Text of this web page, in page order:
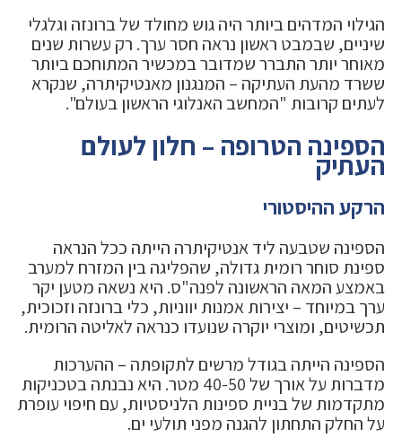
הגילוי המדהים ביותר היה גוש מחולד של ברונזה וגלגלי
שיניים, שבמבט ראשון נראה חסר ערך. רק עשרות שנים
מאוחר יותר התברר שמדובר במכשיר המתוחכם ביותר
ששרד מהעת העתיקה – המנגנון מאנטיקיתרה, שנקרא
לעתים קרובות "המחשב האנלוגי הראשון בעולם".
הספינה הטרופה – חלון לעולם
העתיק
הרקע ההיסטורי
הספינה שטבעה ליד אנטיקיתרה הייתה ככל הנראה
ספינת סוחר רומית גדולה, שהפליגה בין המזרח למערב
באמצע המאה הראשונה לפנה"ס. היא נשאה מטען יקר
ערך במיוחד – יצירות אמנות יווניות, כלי ברונזה וזכוכית,
תכשיטים, ומוצרי יוקרה שנועדו כנראה לאליטה הרומית.
הספינה הייתה בגודל מרשים לתקופתה – ההערכות
מדברות על אורך של 40-50 מטר. היא נבנתה בטכניקות
מתקדמות של בניית ספינות הלניסטיות, עם חיפוי עופרת
על החלק התחתון להגנה מפני תולעי ים.